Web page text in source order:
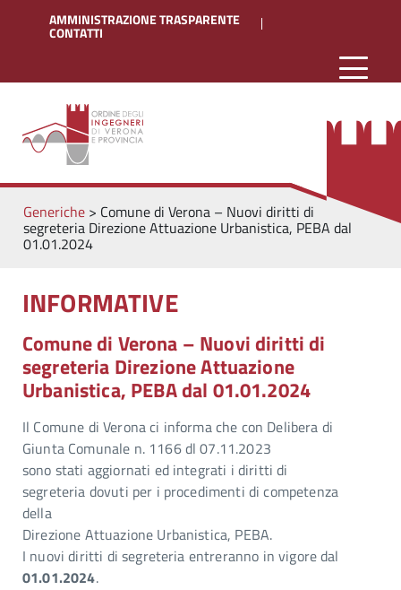
AMMINISTRAZIONE TRASPARENTE
CONTATTI
Generiche> Comune di Verona – Nuovi diritti di
segreteria Direzione Attuazione Urbanistica, PEBA dal
01.01.2024
INFORMATIVE
Comune di Verona – Nuovi diritti di
segreteria Direzione Attuazione
Urbanistica, PEBA dal 01.01.2024
Il Comune di Verona ci informa che con Delibera di
Giunta Comunale n. 1166 dl 07.11.2023
sono stati aggiornati ed integrati i diritti di
segreteria dovuti per i procedimenti di competenza
della
Direzione Attuazione Urbanistica, PEBA.
I nuovi diritti di segreteria entreranno in vigore dal
01.01.2024.